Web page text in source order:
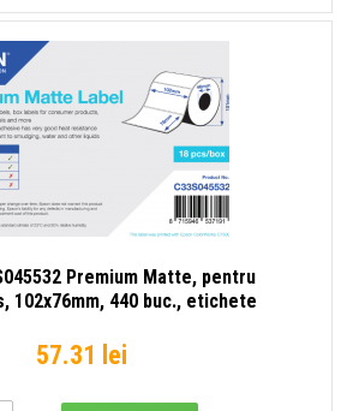
Premium Matte, pentru
102x76mm, 440 buc., etichete
57.31 lei